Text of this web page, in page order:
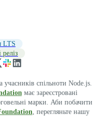
LTS
учасників спільноти Node.js.
має зареєстровані
марки. Аби побачити
, перегляньте нашу